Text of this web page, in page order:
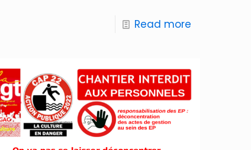
Read more